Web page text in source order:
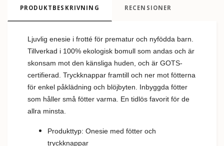
PRODUKTBESKRIVNING RECENSIONER
Ljuvlig enesie i frotté för prematur och nyfödda barn.
Tillverkad i 100% ekologisk bomull som andas och är
skonsam mot den känsliga huden, och är GOTS-
certifierad. Tryckknappar framtill och ner mot fötterna
för enkel påklädning och blöjbyten. Inbyggda fötter
som håller små fötter varma. En tidlös favorit för de
allra minsta.
Produkttyp: Onesie med fötter och
tryckknappar